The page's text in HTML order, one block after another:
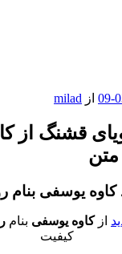
ازmilad
قشنگ از
یوسفی بنام
ازکاوه یوسفی بنام
کیفیت